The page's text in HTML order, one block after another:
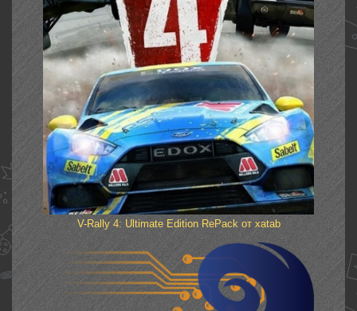
V-Rally 4: Ultimate Edition RePack от xatab